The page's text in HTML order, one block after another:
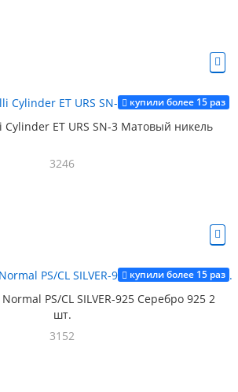
купили более 15 раз
Cylinder ET URS SN-3 Матовый никель
3246
купили более 15 раз
PS/CL SILVER-925 Серебро 925 2
шт.
3152